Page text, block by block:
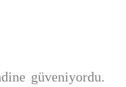
güveniyordu.